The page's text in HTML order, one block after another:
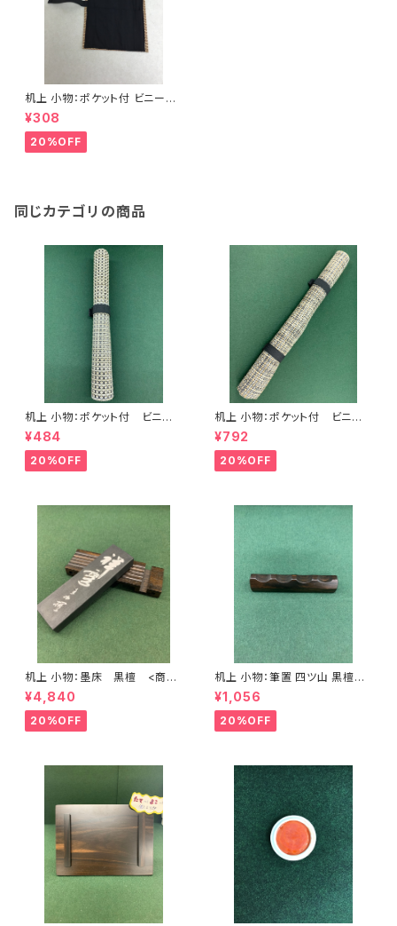
机上 小物：ポケット付 ビニール
筆巻(小) 茶 <商品番号1519
>
¥308
20%OFF
同じカテゴリの商品
机上 小物：ポケット付 ビニー
ル筆巻(中) <商品番号1387>
¥484
20%OFF
机上 小物：ポケット付 ビニー
ル筆巻(大) <商品番号1388>
¥792
20%OFF
机上 小物：墨床 黒檀 <商品
番号1390>
¥4,840
20%OFF
机上 小物：筆置 四ツ山 黒檀
(8.5㎝) <商品番号1392>
¥1,056
20%OFF